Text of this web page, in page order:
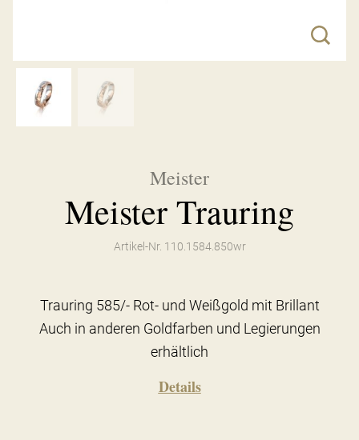
Meister
Meister Trauring
Artikel-Nr. 110.1584.850wr
Trauring 585/- Rot- und Weißgold mit Brillant
Auch in anderen Goldfarben und Legierungen
erhältlich
Details